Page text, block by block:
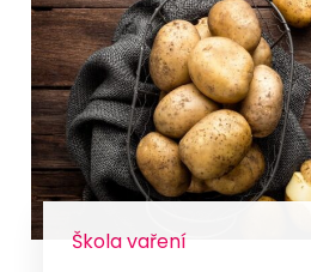
Škola vaření